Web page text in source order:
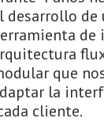
desarrollo de
de
que
la
cliente.